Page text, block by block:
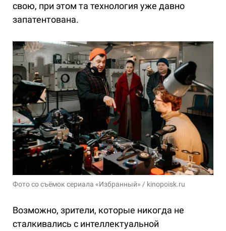
свою, при этом та технология уже давно
запатентована.
Фото со съёмок сериала «Избранный» / kinopoisk.ru
Возможно, зрители, которые никогда не
сталкивались с интеллектуальной